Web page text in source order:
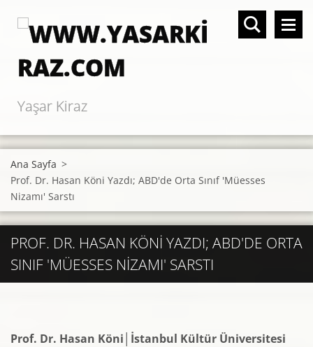
Yaşar Kiraz
Ana Sayfa >
Prof. Dr. Hasan Köni Yazdı; ABD'de Orta Sınıf 'Müesses
Nizamı' Sarstı
PROF. DR. HASAN KÖNI YAZDI; ABD'DE ORTA
SINIF 'MÜESSES NIZAMI' SARSTI
Prof. Dr. Hasan Köni│İstanbul Kültür Üniversitesi